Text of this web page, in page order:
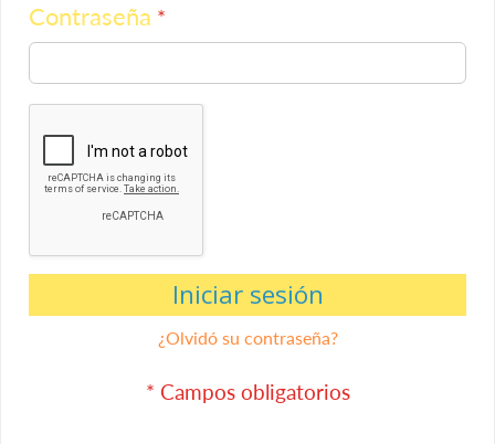
Contraseña
Iniciar sesión
¿Olvidó su contraseña?